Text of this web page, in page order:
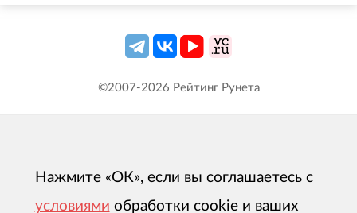
©2007-2026 Рейтинг Рунета
Нажмите «ОК», если вы соглашаетесь с
условиями обработки cookie и ваших